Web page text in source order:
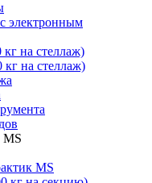
электронным
на стеллаж)
на стеллаж)
MS
MS